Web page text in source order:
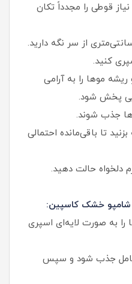
قوطی را مجدداً تکان
کنید.
موها را به آرامی
پخش شود.
جذب شوند.
تا باقی‌مانده احتمالی
دلخواه حالت دهید.
شامپو خشک کاسپین:
را به صورت لایه‌ای اسپری
کامل جذب شود و سپس